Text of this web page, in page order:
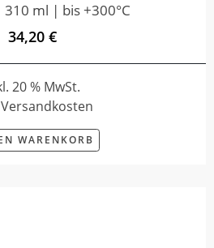
ml | bis +300°C
34,20 €
20 % MwSt.
Versandkosten
WARENKORB